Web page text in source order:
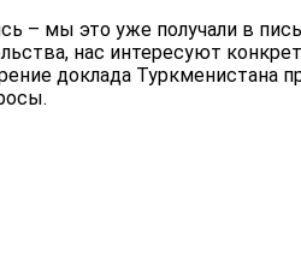
– мы это уже получали в
нас интересуют
доклада Туркменистана